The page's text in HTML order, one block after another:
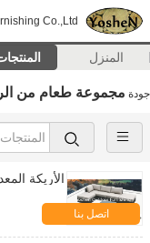
Co.,Ltd
المنزل
جودة مجموعة طعام من
الأريكة
اتصل بنا